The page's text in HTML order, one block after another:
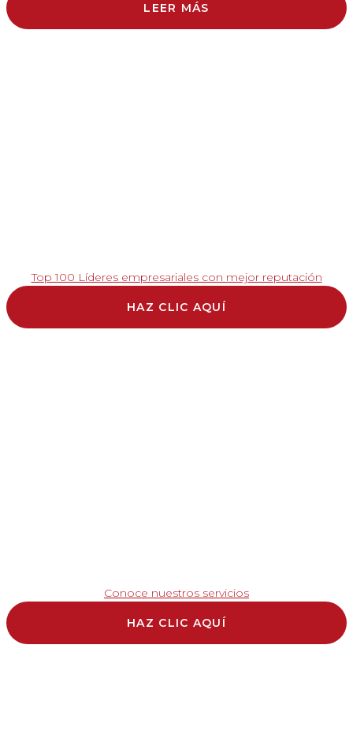
LEER MÁS
Top 100 Líderes empresariales con mejor reputación
HAZ CLIC AQUÍ
Conoce nuestros servicios
HAZ CLIC AQUÍ